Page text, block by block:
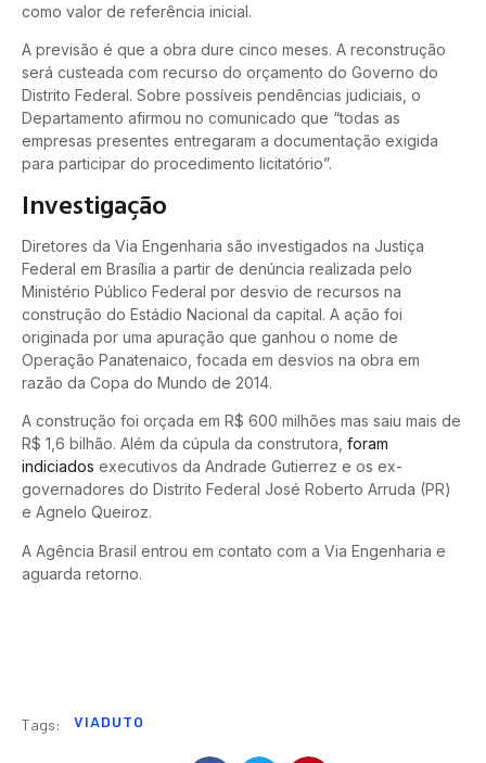
como valor de referência inicial.
A previsão é que a obra dure cinco meses. A reconstrução
será custeada com recurso do orçamento do Governo do
Distrito Federal. Sobre possíveis pendências judiciais, o
Departamento afirmou no comunicado que “todas as
empresas presentes entregaram a documentação exigida
para participar do procedimento licitatório”.
Investigação
Diretores da Via Engenharia são investigados na Justiça
Federal em Brasília a partir de denúncia realizada pelo
Ministério Público Federal por desvio de recursos na
construção do Estádio Nacional da capital. A ação foi
originada por uma apuração que ganhou o nome de
Operação Panatenaico, focada em desvios na obra em
razão da Copa do Mundo de 2014.
A construção foi orçada em R$ 600 milhões mas saiu mais de
R$ 1,6 bilhão. Além da cúpula da construtora, foram
indiciados executivos da Andrade Gutierrez e os ex-
governadores do Distrito Federal José Roberto Arruda (PR)
e Agnelo Queiroz.
A Agência Brasil entrou em contato com a Via Engenharia e
aguarda retorno.
Tags: VIADUTO